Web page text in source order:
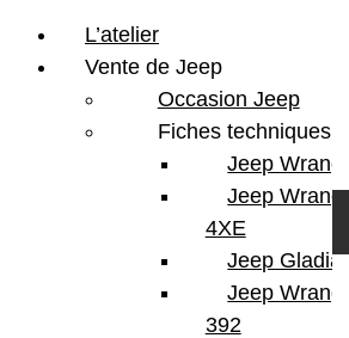
L’atelier
Vente de Jeep
Occasion Jeep
Fiches techniques
Jeep
Jeep
4XE
Jeep
Jeep
392